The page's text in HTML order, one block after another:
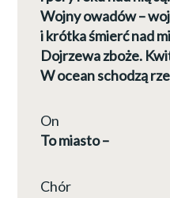
Wojny owadów –
i krótka śmierć nad
Dojrzewa zboże.
W ocean schodzą
On
To miasto –
Chór